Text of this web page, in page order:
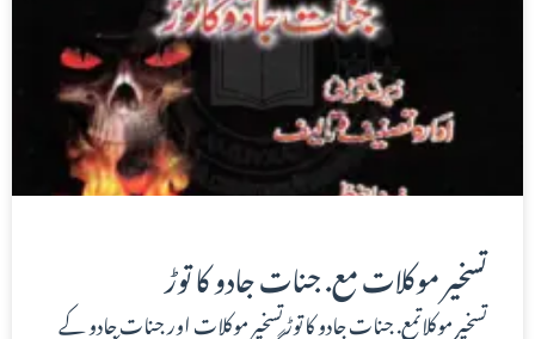
تسخیر موکلات مع. جنات جادو کا توڑ
تسخیر موکلاتمع. جنات جادو کا توڑتسخیر موکلات اور جنات جادو کے